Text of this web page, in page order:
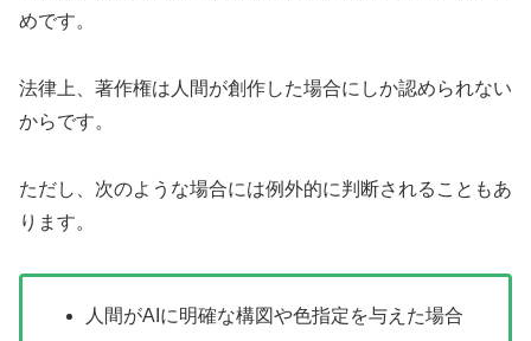
めです。
法律上、著作権は人間が創作した場合にしか認められない
からです。
ただし、次のような場合には例外的に判断されることもあ
ります。
人間がAIに明確な構図や色指定を与えた場合